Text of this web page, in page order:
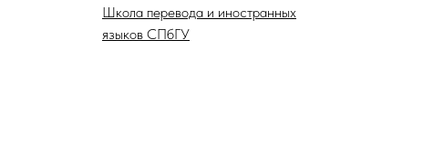
Школа перевода и иностранных
языков СПбГУ